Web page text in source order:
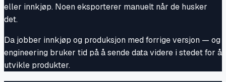
eller innkjøp. Noen eksporterer manuelt når de husker
det.
Da jobber innkjøp og produksjon med forrige versjon — og
engineering bruker tid på å sende data videre i stedet for å
utvikle produkter.